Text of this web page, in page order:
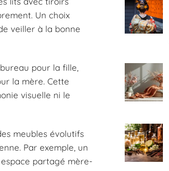
Un choix
veiller à la bonne
pour la fille,
la mère. Cette
visuelle ni le
meubles évolutifs
Par exemple, un
partagé mère-